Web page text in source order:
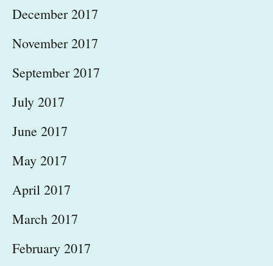
December 2017
November 2017
September 2017
July 2017
June 2017
May 2017
April 2017
March 2017
February 2017